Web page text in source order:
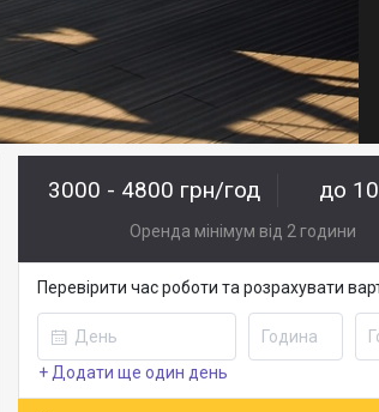
3000 - 4800 грн/год до
Оренда мінімум від 2 години
Перевірити час роботи та розрахувати
+ Додати ще один день